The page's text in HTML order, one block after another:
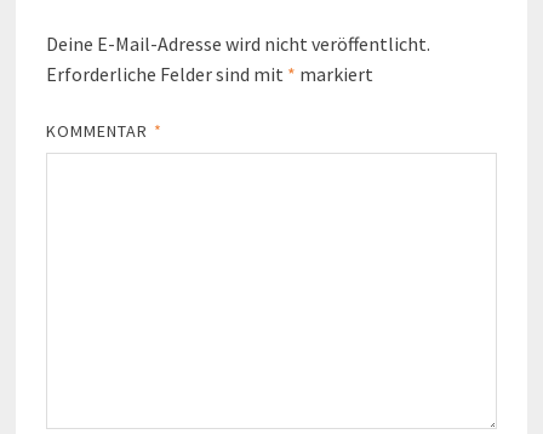
Deine E-Mail-Adresse wird nicht veröffentlicht.
Erforderliche Felder sind mit * markiert
KOMMENTAR *